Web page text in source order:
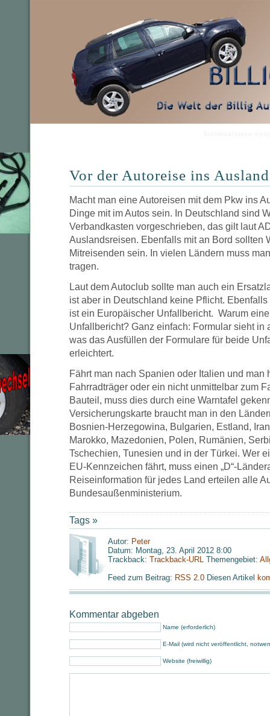
Vor der Autoreise ins
Macht man eine Autoreisen mit dem Pkw ins
Dinge mit im Autos sein. In Deutschland sind
Verbandkasten vorgeschrieben, das gilt laut
Auslandsreisen. Ebenfalls mit an Bord sollten
Mitreisenden sein. In vielen Ländern muss
tragen.
Laut dem Autoclub sollte man auch ein
ist aber in Deutschland keine Pflicht.
ist ein Europäischer Unfallbericht. Warum
Unfallbericht? Ganz einfach: Formular sieht in
was das Ausfüllen der Formulare für beide
erleichtert.
Fährt man nach Spanien oder Italien und man
Fahrradträger oder ein nicht unmittelbar zum
Bauteil, muss dies durch eine Warntafel
Versicherungskarte braucht man in den
Bosnien-Herzegowina, Bulgarien, Estland,
Marokko, Mazedonien, Polen, Rumänien,
Tschechien, Tunesien und in der Türkei. Wer
EU-Kennzeichen fährt, muss einen „D“-
Reiseinformation für jedes Land erteilen alle
Bundesaußenministerium.
Tags »
Autor: Peter
Datum: Montag, 23. April 2012 8:00
Trackback: Trackback-URL Themengebiet:
Feed zum Beitrag: RSS 2.0 Diesen Artikel
Kommentar abgeben
Name (erforderlich)
E-Mail (wird nicht veröffentlicht,
Website (freiwillig)